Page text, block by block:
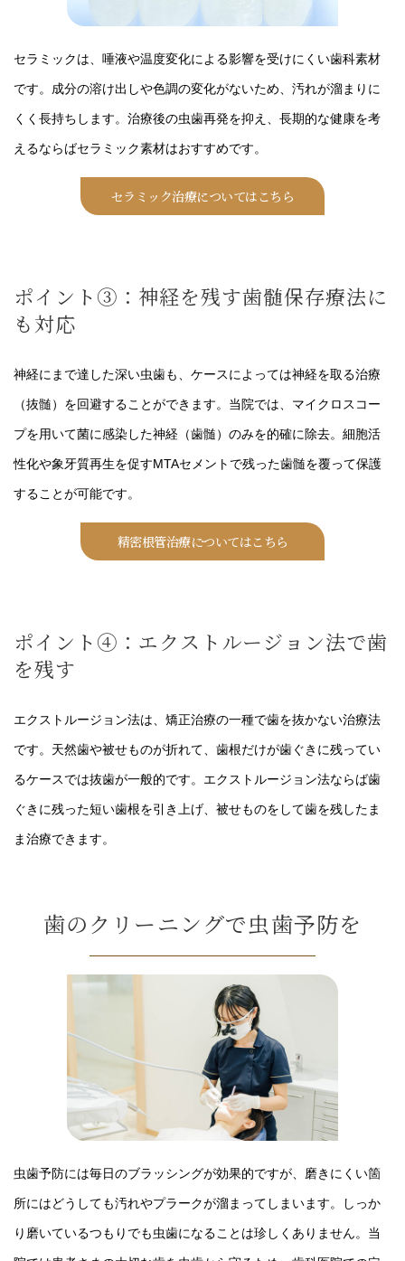
セラミックは、唾液や温度変化による影響を受けにくい歯科素材
です。成分の溶け出しや色調の変化がないため、汚れが溜まりに
くく長持ちします。治療後の虫歯再発を抑え、長期的な健康を考
えるならばセラミック素材はおすすめです。
セラミック治療についてはこちら
ポイント③：神経を残す歯髄保存療法に
も対応
神経にまで達した深い虫歯も、ケースによっては神経を取る治療
（抜髄）を回避することができます。当院では、マイクロスコー
プを用いて菌に感染した神経（歯髄）のみを的確に除去。細胞活
性化や象牙質再生を促すMTAセメントで残った歯髄を覆って保護
することが可能です。
精密根管治療についてはこちら
ポイント④：エクストルージョン法で歯
を残す
エクストルージョン法は、矯正治療の一種で歯を抜かない治療法
です。天然歯や被せものが折れて、歯根だけが歯ぐきに残ってい
るケースでは抜歯が一般的です。エクストルージョン法ならば歯
ぐきに残った短い歯根を引き上げ、被せものをして歯を残したま
ま治療できます。
歯のクリーニングで虫歯予防を
虫歯予防には毎日のブラッシングが効果的ですが、磨きにくい箇
所にはどうしても汚れやプラークが溜まってしまいます。しっか
り磨いているつもりでも虫歯になることは珍しくありません。当